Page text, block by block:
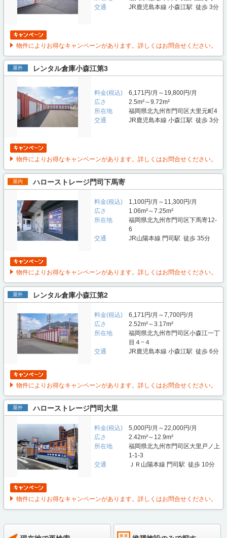
交通
JR鹿児島本線 小森江駅 徒歩 3分
物件によりお得なキャンペーンがあります。詳しくはお問合せください。
屋外 レンタル倉庫小森江第3
料金(税込)
6,171円/月～19,800円/月
広さ
2.5m²～9.72m²
所在地
福岡県北九州市門司区大里元町4
交通
JR鹿児島本線 小森江駅 徒歩 3分
物件によりお得なキャンペーンがあります。詳しくはお問合せください。
屋内 ハローストレージ門司下馬寄
料金(税込)
1,100円/月～11,300円/月
広さ
1.06m²～7.25m²
所在地
福岡県北九州市門司区下馬寄12-
6
交通
JR山陽本線 門司駅 徒歩 35分
物件によりお得なキャンペーンがあります。詳しくはお問合せください。
屋外 レンタル倉庫小森江第2
料金(税込)
6,171円/月～7,700円/月
広さ
2.52m²～3.17m²
所在地
福岡県北九州市門司区小森江一丁
目４−４
交通
JR鹿児島本線 小森江駅 徒歩 6分
物件によりお得なキャンペーンがあります。詳しくはお問合せください。
屋外 ハローストレージ門司大里
料金(税込)
5,000円/月～22,000円/月
広さ
2.42m²～12.9m²
所在地
福岡県北九州市門司区大里戸ノ上
1-1-3
交通
ＪＲ山陽本線 門司駅 徒歩 10分
物件によりお得なキャンペーンがあります。詳しくはお問合せください。